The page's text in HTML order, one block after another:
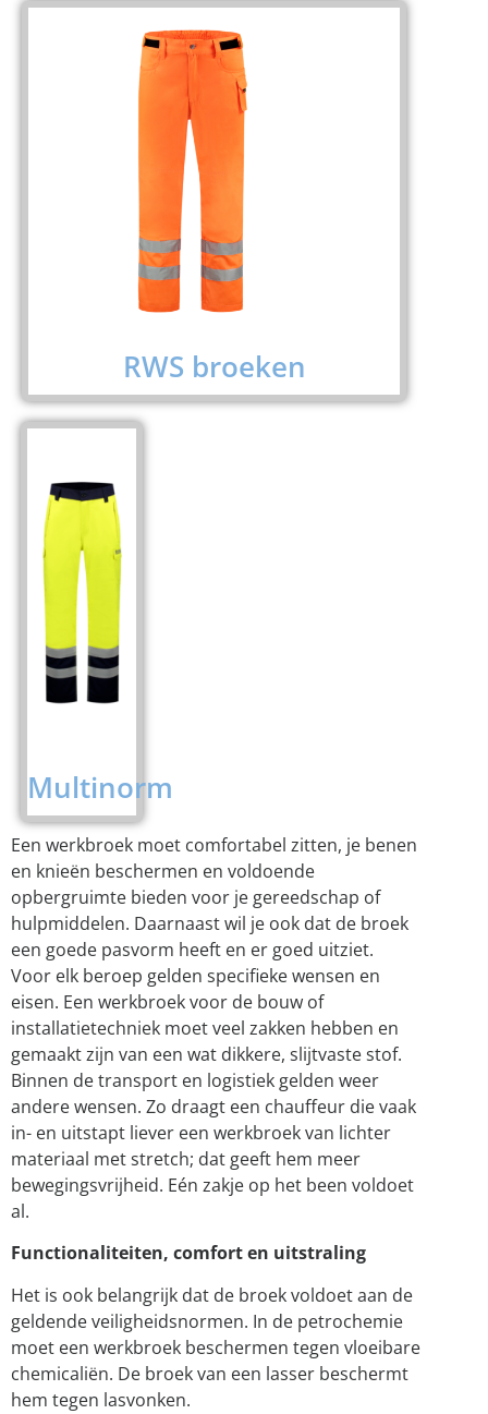
RWS broeken
Multinorm
Een werkbroek moet comfortabel zitten, je benen
en knieën beschermen en voldoende
opbergruimte bieden voor je gereedschap of
hulpmiddelen. Daarnaast wil je ook dat de broek
een goede pasvorm heeft en er goed uitziet.
Voor elk beroep gelden specifieke wensen en
eisen. Een werkbroek voor de bouw of
installatietechniek moet veel zakken hebben en
gemaakt zijn van een wat dikkere, slijtvaste stof.
Binnen de transport en logistiek gelden weer
andere wensen. Zo draagt een chauffeur die vaak
in- en uitstapt liever een werkbroek van lichter
materiaal met stretch; dat geeft hem meer
bewegingsvrijheid. Eén zakje op het been voldoet
al.
Functionaliteiten, comfort en uitstraling
Het is ook belangrijk dat de broek voldoet aan de
geldende veiligheidsnormen. In de petrochemie
moet een werkbroek beschermen tegen vloeibare
chemicaliën. De broek van een lasser beschermt
hem tegen lasvonken.